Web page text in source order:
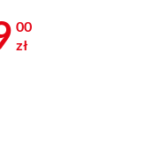
599 zł
00
zł